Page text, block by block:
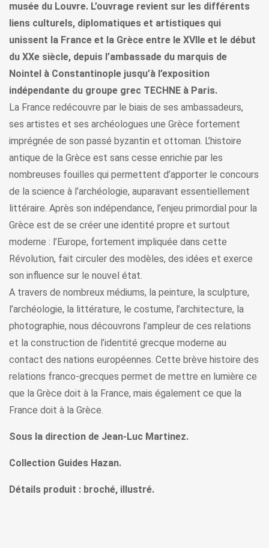
musée du Louvre. L’ouvrage revient sur les différents
liens culturels, diplomatiques et artistiques qui
unissent la France et la Grèce entre le XVIIe et le début
du XXe siècle, depuis l’ambassade du marquis de
Nointel à Constantinople jusqu’à l’exposition
indépendante du groupe grec TECHNE à Paris.
La France redécouvre par le biais de ses ambassadeurs,
ses artistes et ses archéologues une Grèce fortement
imprégnée de son passé byzantin et ottoman. L’histoire
antique de la Grèce est sans cesse enrichie par les
nombreuses fouilles qui permettent d’apporter le concours
de la science à l’archéologie, auparavant essentiellement
littéraire. Après son indépendance, l’enjeu primordial pour la
Grèce est de se créer une identité propre et surtout
moderne : l’Europe, fortement impliquée dans cette
Révolution, fait circuler des modèles, des idées et exerce
son influence sur le nouvel état.
A travers de nombreux médiums, la peinture, la sculpture,
l’archéologie, la littérature, le costume, l’architecture, la
photographie, nous découvrons l’ampleur de ces relations
et la construction de l’identité grecque moderne au
contact des nations européennes. Cette brève histoire des
relations franco-grecques permet de mettre en lumière ce
que la Grèce doit à la France, mais également ce que la
France doit à la Grèce.
Sous la direction de Jean-Luc Martinez.
Collection Guides Hazan.
Détails produit : broché, illustré.